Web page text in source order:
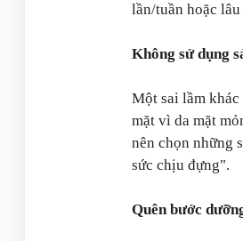
lần/tuần hoặc lâu
Không sử dụng
Một sai lầm
mặt vì da mặt
nên chọn những
sức chịu đựng".
Quên bước